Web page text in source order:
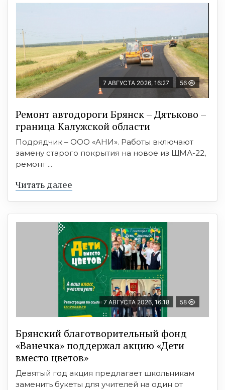
7 АВГУСТА 2026, 16:27 56
Ремонт автодороги Брянск – Дятьково –
граница Калужской области
Подрядчик – ООО «АНИ». Работы включают
замену старого покрытия на новое из ЩМА-22,
ремонт ...
Читать далее
7 АВГУСТА 2026, 16:18 58
Брянский благотворительный фонд
«Ванечка» поддержал акцию «Дети
вместо цветов»
Девятый год акция предлагает школьникам
заменить букеты для учителей на один от